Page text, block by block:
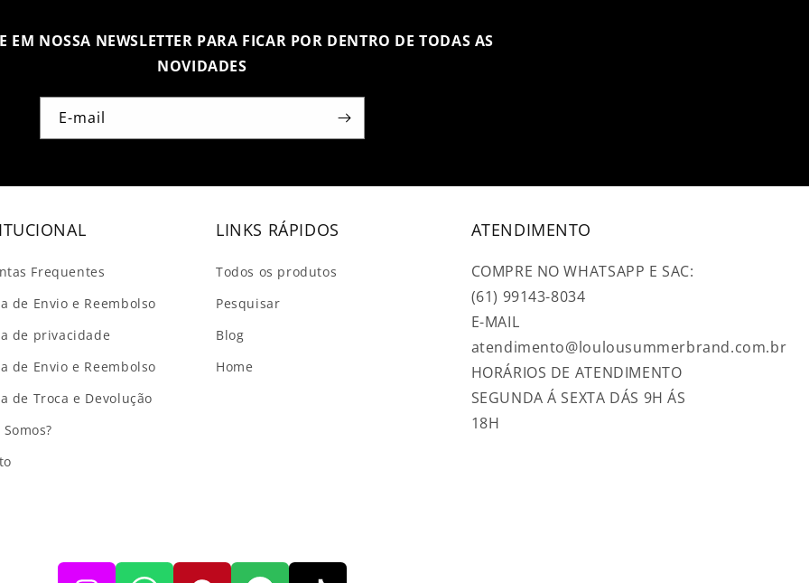
EM NOSSA NEWSLETTER PARA FICAR POR DENTRO DE TODAS AS
NOVIDADES
E-mail
Frequentes
de Envio e Reembolso
de privacidade
de Envio e Reembolso
de Troca e Devolução
LINKS RÁPIDOS
Todos os produtos
Pesquisar
Blog
Home
ATENDIMENTO
COMPRE NO WHATSAPP E SAC:
(61) 99143-8034
E-MAIL
atendimento@loulousummerbrand.com.br
HORÁRIOS DE ATENDIMENTO
SEGUNDA Á SEXTA DÁS 9H ÁS
18H